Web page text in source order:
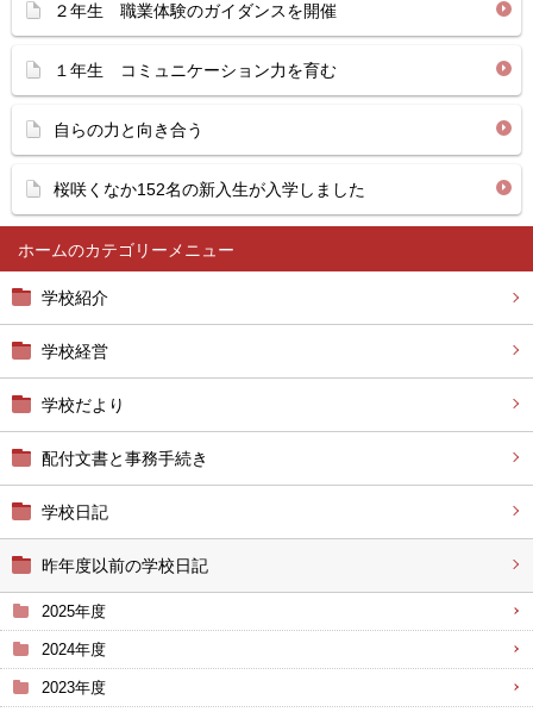
ホーム
学校紹介
学校経営
学校だより
配付文書と事務手続き
学校日記
昨年度以前の学校日記
2025年度
2024年度
2023年度
２年生 職業体験のガイダンスを開催
１年生 コミュニケーション力を育む
自らの力と向き合う
桜咲くなか152名の新入生が入学しました